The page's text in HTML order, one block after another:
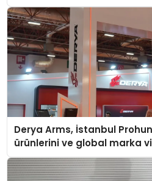
Derya Arms, İstanbul
ürünlerini ve global marka